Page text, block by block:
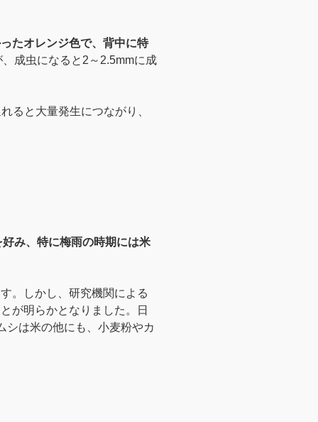
たオレンジ色で、背中に特
成虫になると2～2.5mmに成
ると大量発生につながり、
み、特に梅雨の時期には米
。しかし、研究機関による
が明らかとなりました。日
シは米の他にも、小麦粉やカ